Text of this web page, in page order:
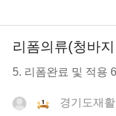
리폼의류(청바
5. 리폼완료 및 적용
경기도재